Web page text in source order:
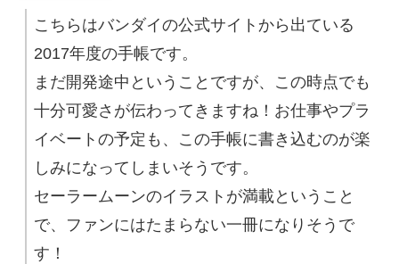
こちらはバンダイの公式サイトから出ている
2017年度の手帳です。
まだ開発途中ということですが、この時点でも
十分可愛さが伝わってきますね！お仕事やプラ
イベートの予定も、この手帳に書き込むのが楽
しみになってしまいそうです。
セーラームーンのイラストが満載ということ
で、ファンにはたまらない一冊になりそうで
す！